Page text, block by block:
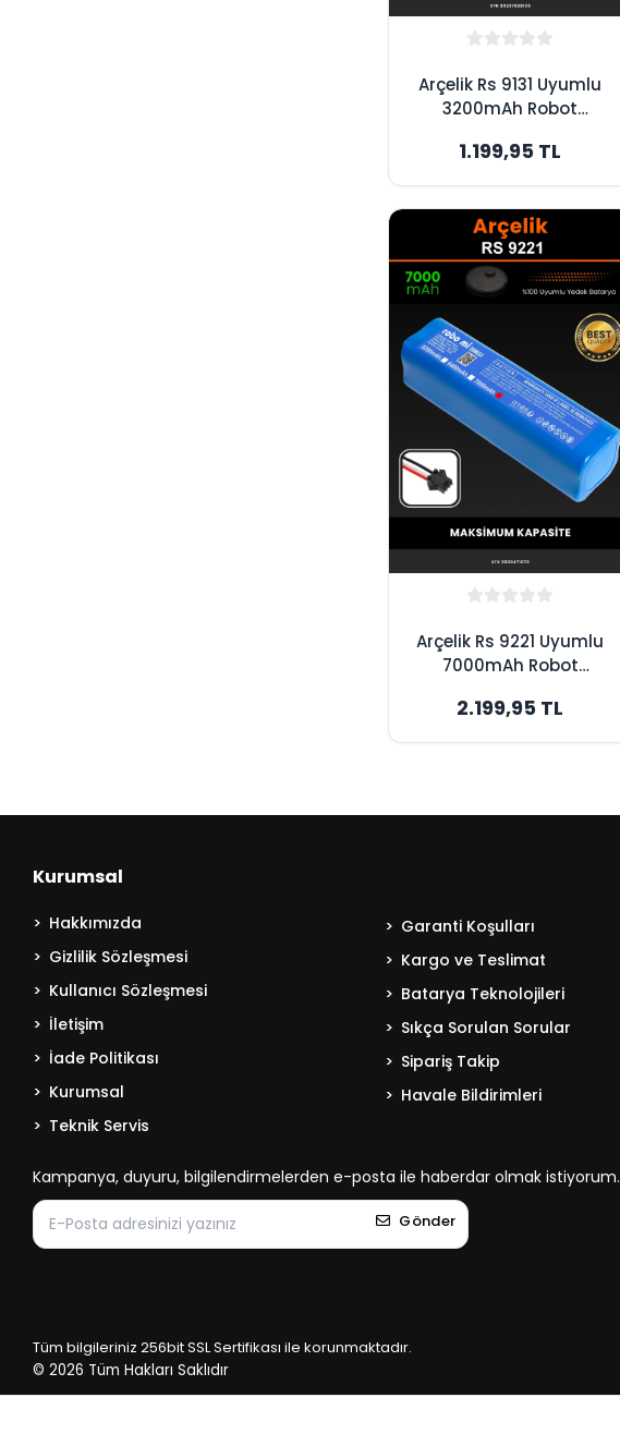
Arçelik Rs 9131 Uyumlu
3200mAh Robot
Yüksek Kapasite
1.199,95 TL
Arçelik Rs 9221 Uyumlu
7000mAh Robot
Maksimum Kapasite
2.199,95 TL
Kurumsal
Hakkımızda
Gizlilik Sözleşmesi
Kullanıcı Sözleşmesi
İletişim
İade Politikası
Kurumsal
Teknik Servis
Garanti Koşulları
Kargo ve Teslimat
Batarya Teknolojileri
Sıkça Sorulan Sorular
Sipariş Takip
Havale Bildirimleri
Kampanya, duyuru, bilgilendirmelerden e-posta ile haberdar olmak istiyorum.
Gönder
Tüm bilgileriniz 256bit SSL Sertifikası ile korunmaktadır.
© 2026 Tüm Hakları Saklıdır